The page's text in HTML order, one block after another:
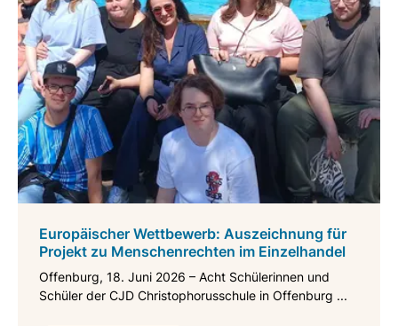
Europäischer Wettbewerb: Auszeichnung für
Projekt zu Menschenrechten im Einzelhandel
Offenburg, 18. Juni 2026 – Acht Schülerinnen und
Schüler der CJD Christophorusschule in Offenburg ...